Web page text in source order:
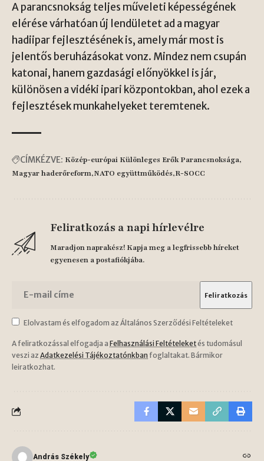
A parancsnokság teljes műveleti képességének
elérése várhatóan új lendületet ad a magyar
hadiipar fejlesztésének is, amely már most is
jelentős beruházásokat vonz. Mindez nem csupán
katonai, hanem gazdasági előnyökkel is jár,
különösen a vidéki ipari központokban, ahol ezek a
fejlesztések munkahelyeket teremtenek.
CÍMKÉZVE: Közép-európai Különleges Erők Parancsnoksága
Magyar haderőreform NATO együttműködés R-SOCC
Feliratkozás a napi hírlevélre
Maradjon naprakész! Kapja meg a legfrissebb híreket
egyenesen a postafiókjába.
Elolvastam és elfogadom az Általános Szerződési Feltételeket
A feliratkozással elfogadja a Felhasználási Feltételeketés tudomásul
veszi az Adatkezelési Tájékoztatónkban foglaltakat. Bármikor
leiratkozhat.
András Székely